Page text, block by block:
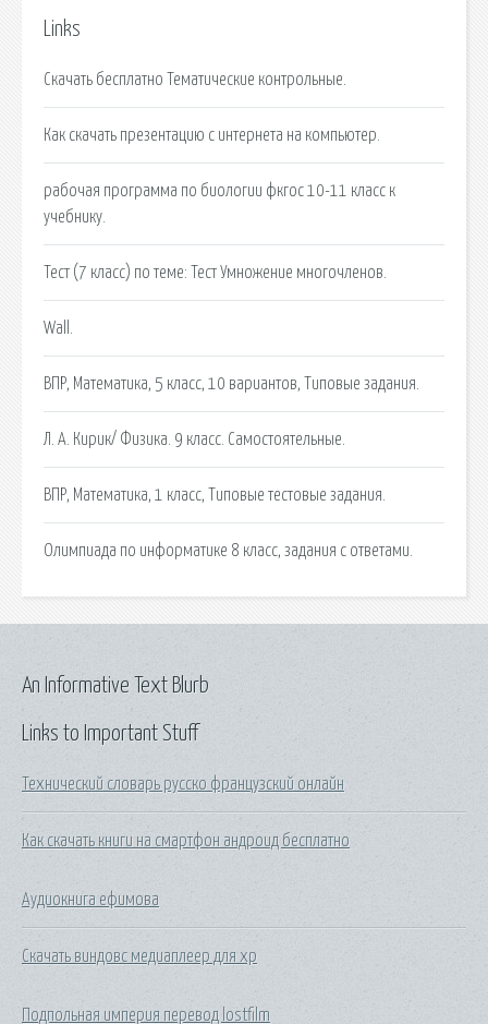
Links
Скачать бесплатно Тематические контрольные.
Как скачать презентацию с интернета на компьютер.
рабочая программа по биологии фкгос 10-11 класс к
учебнику.
Тест (7 класс) по теме: Тест Умножение многочленов.
Wall.
ВПР, Математика, 5 класс, 10 вариантов, Типовые задания.
Л. А. Кирик/ Физика. 9 класс. Самостоятельные.
ВПР, Математика, 1 класс, Типовые тестовые задания.
Олимпиада по информатике 8 класс, задания с ответами.
Links to Important Stuff
Технический словарь русско французский онлайн
Как скачать книги на смартфон андроид бесплатно
Аудиокнига ефимова
Скачать виндовс медиаплеер для хр
Подпольная империя перевод lostfilm
An Informative Text Blurb